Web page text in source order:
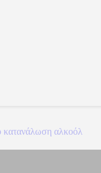
κατανάλωση αλκοόλ